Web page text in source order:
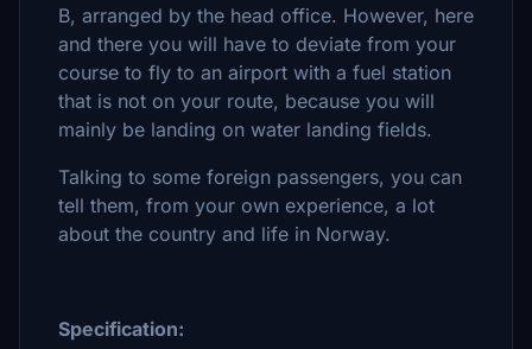
B, arranged by the head office. However, here
and there you will have to deviate from your
course to fly to an airport with a fuel station
that is not on your route, because you will
mainly be landing on water landing fields.
Talking to some foreign passengers, you can
tell them, from your own experience, a lot
about the country and life in Norway.
Specification: